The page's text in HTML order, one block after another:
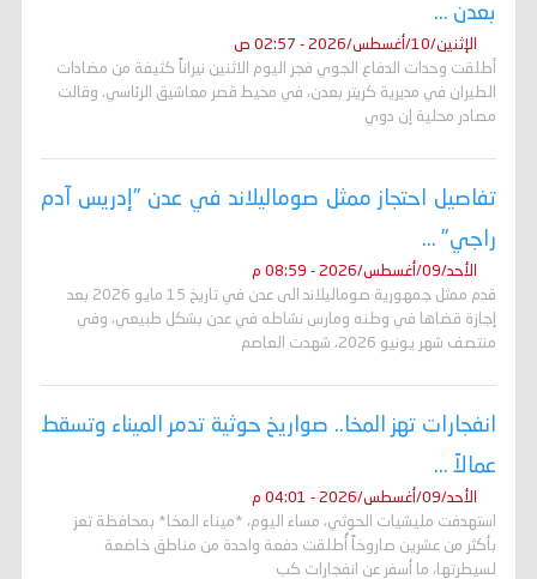
بعدن ...
الإثنين/10/أغسطس/2026 - 02:57 ص
أطلقت وحدات الدفاع الجوي فجر اليوم الاثنين نيراناً كثيفة من مضادات
الطيران في مديرية كريتر بعدن، في محيط قصر معاشيق الرئاسي. وقالت
مصادر محلية إن دوي
تفاصيل احتجاز ممثل صوماليلاند في عدن "إدريس آدم
راجي" ...
الأحد/09/أغسطس/2026 - 08:59 م
قدم ممثل جمهورية صوماليلاند الى عدن في تاريخ 15 مايو 2026 بعد
إجازة قضاها في وطنه ومارس نشاطه في عدن بشكل طبيعي، وفي
منتصف شهر يونيو 2026، شهدت العاصم
انفجارات تهز المخا.. صواريخ حوثية تدمر الميناء وتسقط
عمالاً ...
الأحد/09/أغسطس/2026 - 04:01 م
استهدفت مليشيات الحوثي، مساء اليوم، *ميناء المخا* بمحافظة تعز
بأكثر من عشرين صاروخاً أُطلقت دفعة واحدة من مناطق خاضعة
لسيطرتها، ما أسفر عن انفجارات كب